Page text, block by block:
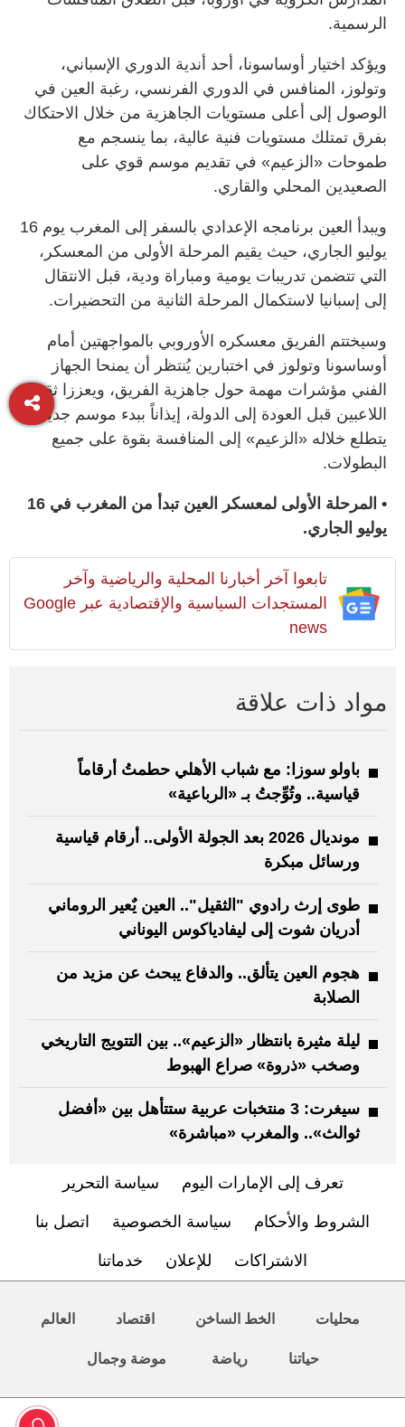
الرسمية.
ويؤكد اختيار أوساسونا، أحد أندية الدوري الإسباني،
وتولوز، المنافس في الدوري الفرنسي، رغبة العين في
الوصول إلى أعلى مستويات الجاهزية من خلال الاحتكاك
بفرق تمتلك مستويات فنية عالية، بما ينسجم مع
طموحات «الزعيم» في تقديم موسم قوي على
الصعيدين المحلي والقاري.
ويبدأ العين برنامجه الإعدادي بالسفر إلى المغرب يوم 16
يوليو الجاري، حيث يقيم المرحلة الأولى من المعسكر،
التي تتضمن تدريبات يومية ومباراة ودية، قبل الانتقال
إلى إسبانيا لاستكمال المرحلة الثانية من التحضيرات.
وسيختتم الفريق معسكره الأوروبي بالمواجهتين أمام
أوساسونا وتولوز في اختبارين يُنتظر أن يمنحا الجهاز
الفني مؤشرات مهمة حول جاهزية الفريق، ويعززا ثقة
اللاعبين قبل العودة إلى الدولة، إيذاناً ببدء موسم جديد
يتطلع خلاله «الزعيم» إلى المنافسة بقوة على جميع
البطولات.
• المرحلة الأولى لمعسكر العين تبدأ من المغرب في 16
يوليو الجاري.
تابعوا آخر أخبارنا المحلية والرياضية وآخر
المستجدات السياسية والإقتصادية عبر Google
news
مواد ذات علاقة
باولو سوزا: مع شباب الأهلي حطمتُ أرقاماً
قياسية.. وتُوِّجتُ بـ «الرباعية»
مونديال 2026 بعد الجولة الأولى.. أرقام قياسية
ورسائل مبكرة
طوى إرث رادوي "الثقيل".. العين يٌعير الروماني
أدريان شوت إلى ليفادياكوس اليوناني
هجوم العين يتألق.. والدفاع يبحث عن مزيد من
الصلابة
ليلة مثيرة بانتظار «الزعيم».. بين التتويج التاريخي
وصخب «ذروة» صراع الهبوط
سيغرت: 3 منتخبات عربية ستتأهل بين «أفضل
ثوالث».. والمغرب «مباشرة»
تعرف إلى الإمارات اليوم سياسة التحرير
الشروط والأحكام سياسة الخصوصية اتصل بنا
الاشتراكات للإعلان خدماتنا
محليات الخط الساخن اقتصاد العالم
حياتنا رياضة موضة وجمال